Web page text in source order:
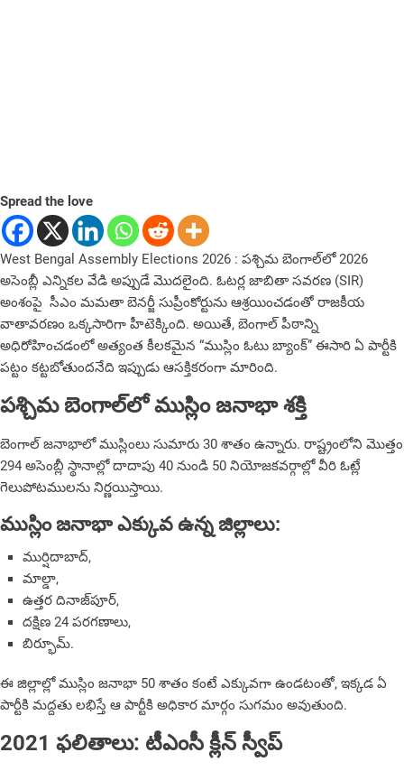
Spread the love
West Bengal Assembly Elections 2026 : పశ్చిమ బెంగాల్‌లో 2026
అసెంబ్లీ ఎన్నికల వేడి అప్పుడే మొదలైంది. ఓటర్ల జాబితా సవరణ (SIR)
అంశంపై ​ సీఎం మమతా బెనర్జీ సుప్రీంకోర్టును ఆశ్రయించడంతో రాజకీయ
వాతావరణం ఒక్కసారిగా హీటెక్కింది. అయితే, బెంగాల్ పీఠాన్ని
అధిరోహించడంలో అత్యంత కీలకమైన “ముస్లిం ఓటు బ్యాంక్” ఈసారి ఏ పార్టీకి
పట్టం కట్టబోతుందనేది ఇప్పుడు ఆసక్తికరంగా మారింది.
పశ్చిమ బెంగాల్‌లో ముస్లిం జనాభా శక్తి
బెంగాల్ జనాభాలో ముస్లింలు సుమారు 30 శాతం ఉన్నారు. రాష్ట్రంలోని మొత్తం
294 అసెంబ్లీ స్థానాల్లో దాదాపు 40 నుండి 50 నియోజకవర్గాల్లో వీరి ఓట్లే
గెలుపోటములను నిర్ణయిస్తాయి.
ముస్లిం జనాభా ఎక్కువ ఉన్న జిల్లాలు:
ముర్షిదాబాద్,
మాల్డా,
ఉత్తర దినాజ్‌పూర్,
దక్షిణ 24 పరగణాలు,
బిర్భూమ్.
ఈ జిల్లాల్లో ముస్లిం జనాభా 50 శాతం కంటే ఎక్కువగా ఉండటంతో, ఇక్కడ ఏ
పార్టీకి మద్దతు లభిస్తే ఆ పార్టీకి అధికార మార్గం సుగమం అవుతుంది.
2021 ఫలితాలు: టీఎంసీ క్లీన్ స్వీప్